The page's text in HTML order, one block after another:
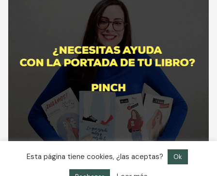
Esta página tiene cookies, ¿las aceptas? Ok